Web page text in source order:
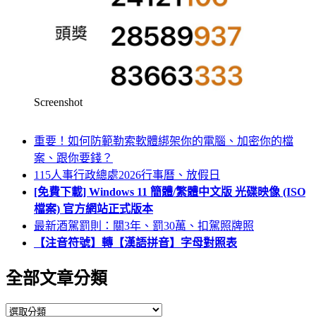
Screenshot
重要！如何防範勒索軟體綁架你的電腦、加密你的檔
案、跟你要錢？
115人事行政總處2026行事曆、放假日
[免費下載] Windows 11 簡體/繁體中文版 光碟映像 (ISO
檔案) 官方網站正式版本
最新酒駕罰則：關3年、罰30萬、扣駕照牌照
【注音符號】轉【漢語拼音】字母對照表
全部文章分類
全